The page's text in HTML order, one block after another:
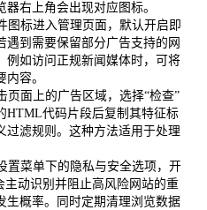
右上角会出现对应图标。
图标进入管理页面，默认开启即
遇到需要保留部分广告支持的网
例如访问正规新闻媒体时，可将
容。
页面上的广告区域，选择“检查”
HTML代码片段后复制其特征标
过滤规则。这种方法适用于处理
置菜单下的隐私与安全选项，开
主动识别并阻止高风险网站的重
生概率。同时定期清理浏览数据